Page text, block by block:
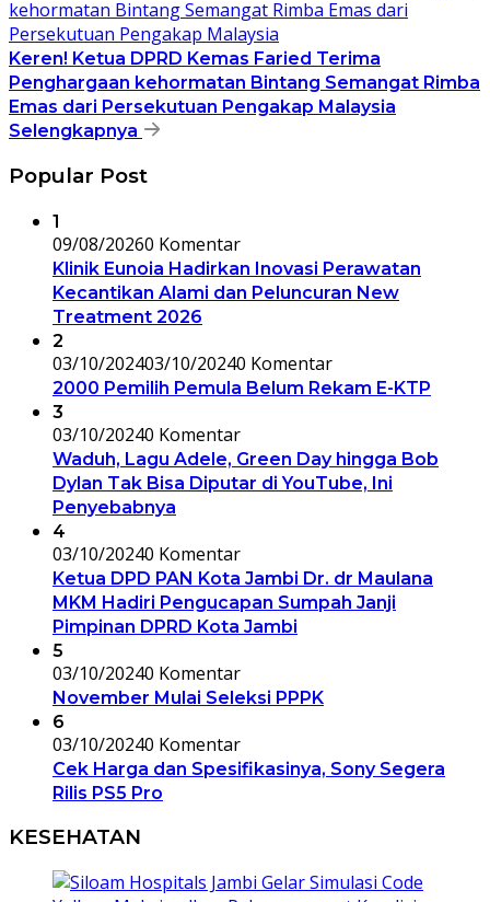
Keren! Ketua DPRD Kemas Faried Terima
Penghargaan kehormatan Bintang Semangat Rimba
Emas dari Persekutuan Pengakap Malaysia
Selengkapnya
Popular Post
1
09/08/20260 Komentar
Klinik Eunoia Hadirkan Inovasi Perawatan
Kecantikan Alami dan Peluncuran New
Treatment 2026
2
03/10/202403/10/20240 Komentar
2000 Pemilih Pemula Belum Rekam E-KTP
3
03/10/20240 Komentar
Waduh, Lagu Adele, Green Day hingga Bob
Dylan Tak Bisa Diputar di YouTube, Ini
Penyebabnya
4
03/10/20240 Komentar
Ketua DPD PAN Kota Jambi Dr. dr Maulana
MKM Hadiri Pengucapan Sumpah Janji
Pimpinan DPRD Kota Jambi
5
03/10/20240 Komentar
November Mulai Seleksi PPPK
6
03/10/20240 Komentar
Cek Harga dan Spesifikasinya, Sony Segera
Rilis PS5 Pro
KESEHATAN